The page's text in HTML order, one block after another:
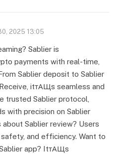
2025 13:05
Sablier is
payments with real-time,
Sablier deposit to Sablier
itтАЩs seamless and
trusted Sablier protocol,
with precision on Sablier
about Sablier review? Users
and efficiency. Want to
app? ItтАЩs